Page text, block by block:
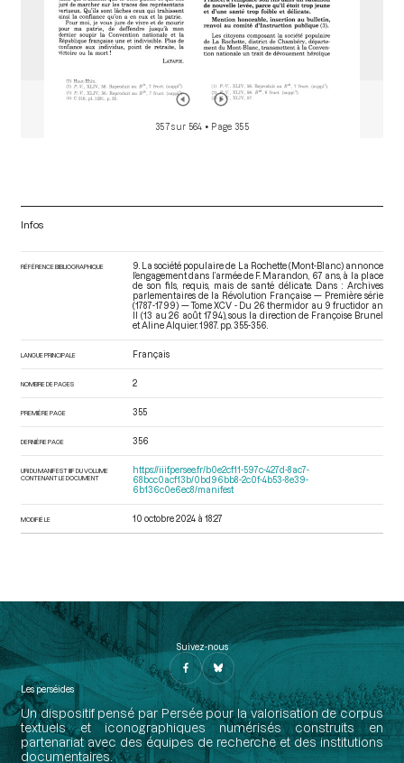
357 sur 564 • Page 355
Infos
RÉFÉRENCE BIBLIOGRAPHIQUE
9. La société populaire de La Rochette (Mont-Blanc) annonce
l’engagement dans l’armée de F. Marandon, 67 ans, à la place
de son fils, requis, mais de santé délicate. Dans : Archives
parlementaires de la Révolution Française — Première série
(1787-1799) — Tome XCV - Du 26 thermidor au 9 fructidor an
II (13 au 26 août 1794), sous la direction de Françoise Brunel
et Aline Alquier. 1987. pp. 355-356.
LANGUE PRINCIPALE Français
NOMBRE DE PAGES 2
PREMIÈRE PAGE 355
DERNIÈRE PAGE 356
URI DU MANIFEST IIIF DU VOLUME
CONTENANT LE DOCUMENT
https://iiif.persee.fr/b0e2cf11-597c-427d-8ac7-
68bcc0acf13b/0bd96bb8-2c0f-4b53-8e39-
6b136c0e6ec8/manifest
MODIFIÉ LE 10 octobre 2024 à 18:27
Suivez-nous
Les perséides
Un dispositif pensé par Persée pour la valorisation de corpus
textuels et iconographiques numérisés construits en
partenariat avec des équipes de recherche et des institutions
documentaires.